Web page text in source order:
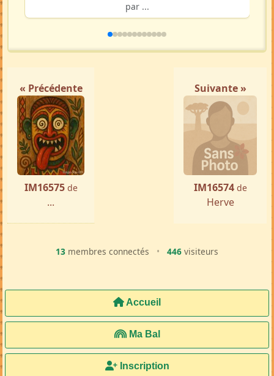
par ...
« Précédente
IM16575 de
...
Suivante »
IM16574 de
Herve
13 membres connectés • 446 visiteurs
Accueil
Ma Bal
Inscription